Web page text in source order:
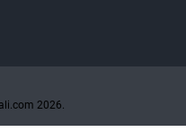
2026.